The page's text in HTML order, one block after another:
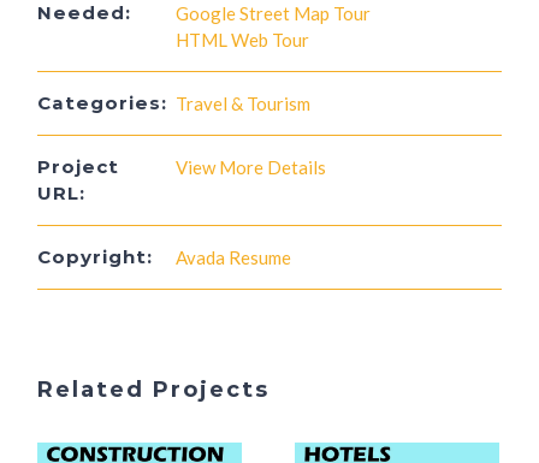
Needed:
Google Street Map Tour
HTML Web Tour
Categories: Travel & Tourism
Project
URL:
View More Details
Copyright: Avada Resume
Related Projects